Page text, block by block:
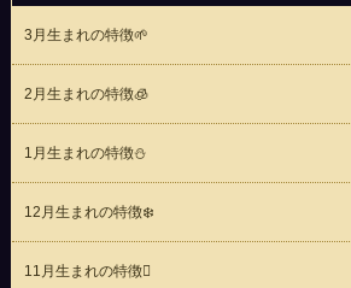
3月生まれの特徴🌱
2月生まれの特徴🧊
1月生まれの特徴⛄️
12月生まれの特徴❄️
11月生まれの特徴🪾